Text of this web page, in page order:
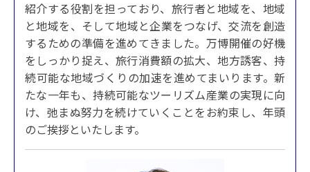
紹介する役割を担っており、旅行者と地域を、地域
と地域を、そして地域と企業をつなげ、交流を創造
するための準備を進めてきました。万博開催の好機
をしっかり捉え、旅行消費額の拡大、地方誘客、持
続可能な地域づくりの加速を進めてまいります。新
たな一年も、持続可能なツーリズム産業の実現に向
け、弛まぬ努力を続けていくことをお約束し、年頭
のご挨拶といたします。